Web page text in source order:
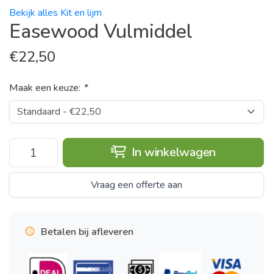
Bekijk alles Kit en lijm
Easewood Vulmiddel
€22,50
Maak een keuze: *
In winkelwagen
Vraag een offerte aan
Betalen bij afleveren